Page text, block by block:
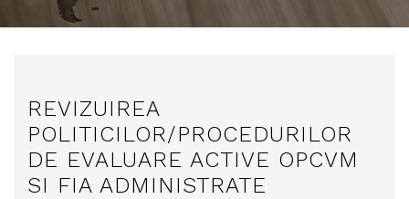
REVIZUIREA
POLITICILOR/PROCEDURILOR
DE EVALUARE ACTIVE OPCVM
SI FIA ADMINISTRATE